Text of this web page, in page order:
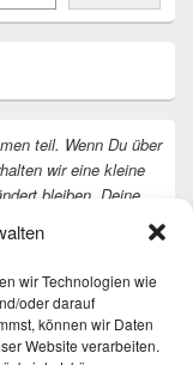
wir Technologien wie
oder darauf
können wir Daten
Website verarbeiten.
teil. Wenn Du über
wir eine kleine
bleiben. Deine